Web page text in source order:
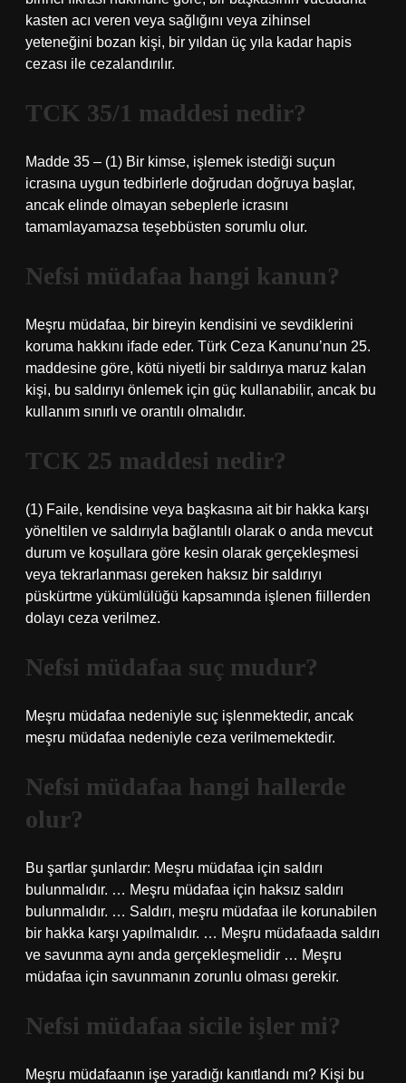
kasten acı veren veya sağlığını veya zihinsel
yeteneğini bozan kişi, bir yıldan üç yıla kadar hapis
cezası ile cezalandırılır.
TCK 35/1 maddesi nedir?
Madde 35 – (1) Bir kimse, işlemek istediği suçun
icrasına uygun tedbirlerle doğrudan doğruya başlar,
ancak elinde olmayan sebeplerle icrasını
tamamlayamazsa teşebbüsten sorumlu olur.
Nefsi müdafaa hangi kanun?
Meşru müdafaa, bir bireyin kendisini ve sevdiklerini
koruma hakkını ifade eder. Türk Ceza Kanunu’nun 25.
maddesine göre, kötü niyetli bir saldırıya maruz kalan
kişi, bu saldırıyı önlemek için güç kullanabilir, ancak bu
kullanım sınırlı ve orantılı olmalıdır.
TCK 25 maddesi nedir?
(1) Faile, kendisine veya başkasına ait bir hakka karşı
yöneltilen ve saldırıyla bağlantılı olarak o anda mevcut
durum ve koşullara göre kesin olarak gerçekleşmesi
veya tekrarlanması gereken haksız bir saldırıyı
püskürtme yükümlülüğü kapsamında işlenen fiillerden
dolayı ceza verilmez.
Nefsi müdafaa suç mudur?
Meşru müdafaa nedeniyle suç işlenmektedir, ancak
meşru müdafaa nedeniyle ceza verilmemektedir.
Nefsi müdafaa hangi hallerde
olur?
Bu şartlar şunlardır: Meşru müdafaa için saldırı
bulunmalıdır. … Meşru müdafaa için haksız saldırı
bulunmalıdır. … Saldırı, meşru müdafaa ile korunabilen
bir hakka karşı yapılmalıdır. … Meşru müdafaada saldırı
ve savunma aynı anda gerçekleşmelidir … Meşru
müdafaa için savunmanın zorunlu olması gerekir.
Nefsi müdafaa sicile işler mi?
Meşru müdafaanın işe yaradığı kanıtlandı mı? Kişi bu